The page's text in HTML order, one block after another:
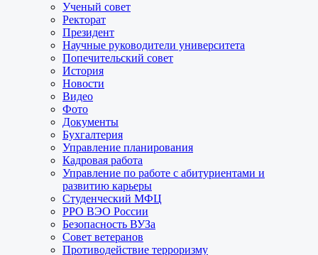
Ученый совет
Ректорат
Президент
Научные руководители университета
Попечительский совет
История
Новости
Видео
Фото
Документы
Бухгалтерия
Управление планирования
Кадровая работа
Управление по работе с абитуриентами и
развитию карьеры
Студенческий МФЦ
РРО ВЭО России
Безопасность ВУЗа
Совет ветеранов
Противодействие терроризму